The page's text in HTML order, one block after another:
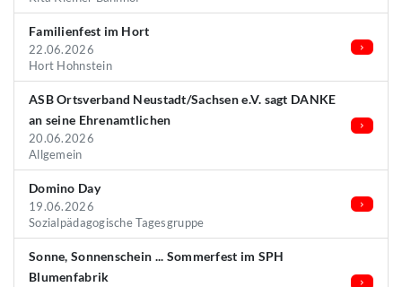
Familienfest im Hort
22.06.2026
Hort Hohnstein
ASB Ortsverband Neustadt/Sachsen e.V. sagt DANKE
an seine Ehrenamtlichen
20.06.2026
Allgemein
Domino Day
19.06.2026
Sozialpädagogische Tagesgruppe
Sonne, Sonnenschein ... Sommerfest im SPH
Blumenfabrik